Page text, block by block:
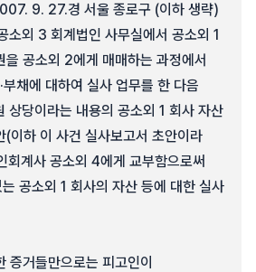
9. 27.경 서울 종로구 (이하 생략)
외 3 회계법인 사무실에서 공소외 1
을 공소외 2에게 매매하는 과정에서
부채에 대하여 실사 업무를 한 다음
상당이라는 내용의 공소외 1 회사 자산
(이하 이 사건 실사보고서 초안이라
회계사 공소외 4에게 교부함으로써
공소외 1 회사의 자산 등에 대한 실사
증거들만으로는 피고인이